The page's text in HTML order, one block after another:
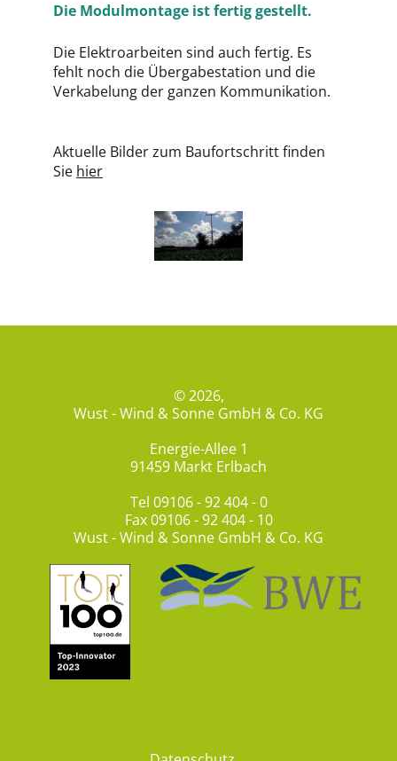
Die Modulmontage ist fertig gestellt.
Die Elektroarbeiten sind auch fertig. Es
fehlt noch die Übergabestation und die
Verkabelung der ganzen Kommunikation.
Aktuelle Bilder zum Baufortschritt finden
Sie hier
© 2026,
Wust - Wind & Sonne GmbH & Co. KG
Energie-Allee 1
91459 Markt Erlbach
Tel 09106 - 92 404 - 0
Fax 09106 - 92 404 - 10
Wust - Wind & Sonne GmbH & Co. KG